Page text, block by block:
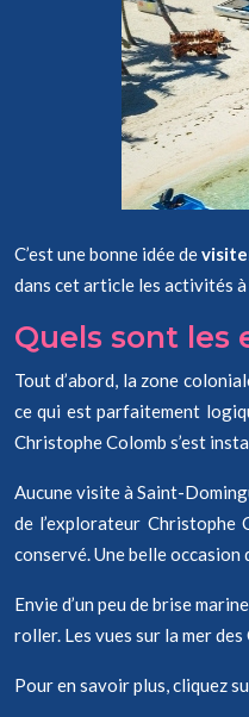
C’est une bonne idée de
dans cet article les activités
Quels sont les
Tout d’abord, la zone
ce qui est parfaitement
Christophe Colomb s’est
Aucune visite à Saint-
de l’explorateur Christophe
conservé. Une belle occasion
Envie d’un peu de brise
roller. Les vues sur la mer
Pour en savoir plus, cliquez